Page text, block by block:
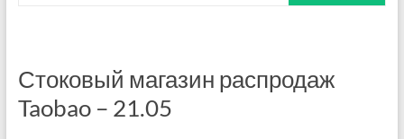
а
т
Стоковый магазин распродаж
Taobao – 21.05